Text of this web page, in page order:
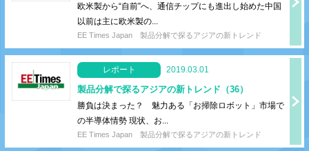
欧米製から“自前”へ、通信チップにも進出し始めた中国
以前は主に欧米製の...
EE Times Japan 製品分解で探るアジアの新トレンド
レポート 2019.03.01
製品分解で探るアジアの新トレンド（36）
勝負は決まった？ 魅力ある「お掃除ロボット」市場で
の半導体情勢 現状、お...
EE Times Japan 製品分解で探るアジアの新トレンド